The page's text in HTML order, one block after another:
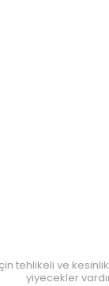
tehlikeli ve
yiyecekler